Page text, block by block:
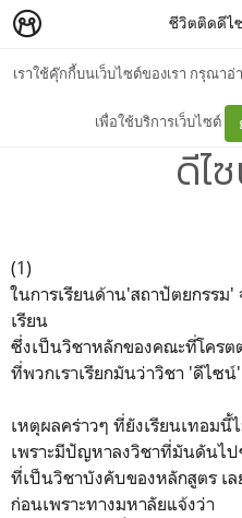
เราใช้คุ๊กกี้บนเว็บไซต์ของเรา กรุณา
เพื่อใช้บริการเว็บไซต์
ชีวิตติดดีไ
ชีวิตติดดีไซน์-
ดีไ
(1)
ในการเรียนด้าน'สถาปัตยกรรม
เรียน
ซึ่งเป็นวิชาหลักของคณะที่โคร
ที่พวกเราเรียกมันว่าวิชา 'ดีไซน์'
เหตุผลคร่าวๆ ที่ยังเรียนเทอมนี้
เพราะมีปัญหาลงวิชาที่มันดันไ
ที่เป็นวิชาบังคับของหลักสูตร เ
ก่อนเพราะทางมหาลัยแจ้งว่า